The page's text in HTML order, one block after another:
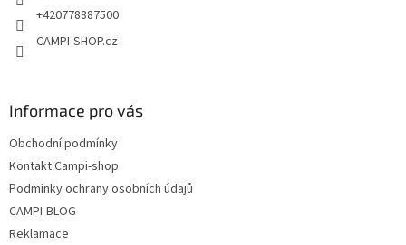
+420778887500
CAMPI-SHOP.cz
Informace pro vás
Obchodní podmínky
Kontakt Campi-shop
Podmínky ochrany osobních údajů
CAMPI-BLOG
Reklamace